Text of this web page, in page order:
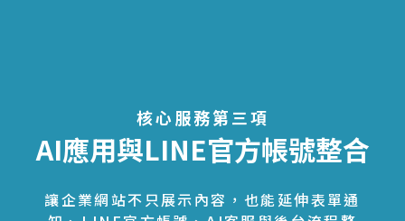
核心服務第三項
AI應用與LINE官方帳號整合
讓企業網站不只展示內容，也能延伸表單通